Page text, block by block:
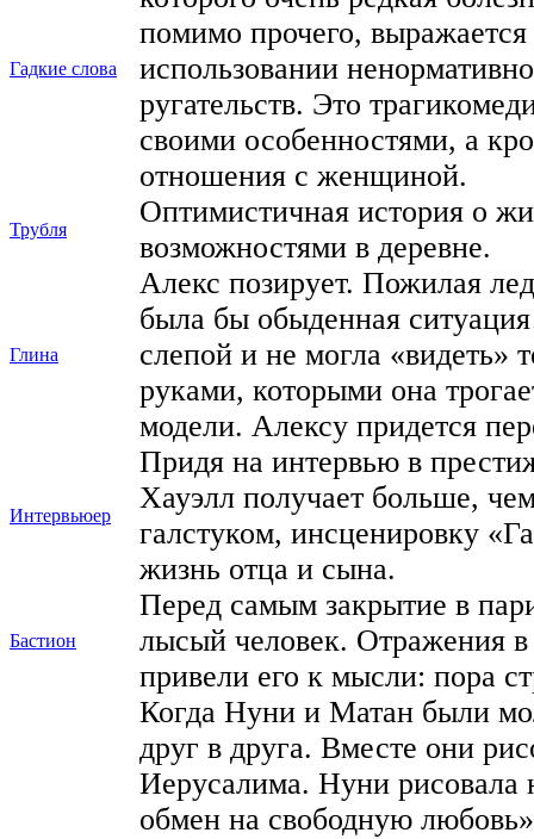
Гадкие слова
помимо прочего,
использовании
ругательств. Это
своими особенностями, а
отношения с женщиной.
Трубля
Оптимистичная история о
возможностями в деревне.
Глина
Алекс позирует. Пожилая
была бы обыденная
слепой и не могла
руками, которыми она
модели. Алексу придется
Интервьюер
Придя на интервью в
Хауэлл получает больше,
галстуком, инсценировку
жизнь отца и сына.
Бастион
Перед самым закрытие в
лысый человек. Отражения
привели его к мысли: пора
Когда Нуни и Матан были
друг в друга. Вместе они
Иерусалима. Нуни рисовала
обмен на свободную